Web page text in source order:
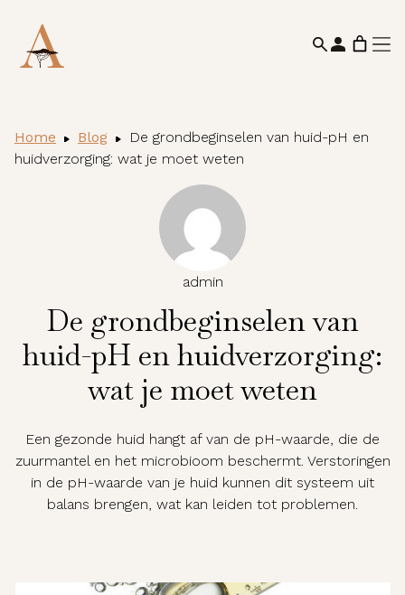
Home Blog
De grondbeginselen van huid-pH en
huidverzorging: wat je moet weten
admin
De grondbeginselen van
huid-pH en huidverzorging:
wat je moet weten
Een gezonde huid hangt af van de pH-waarde, die de
zuurmantel en het microbioom beschermt. Verstoringen
in de pH-waarde van je huid kunnen dit systeem uit
balans brengen, wat kan leiden tot problemen.